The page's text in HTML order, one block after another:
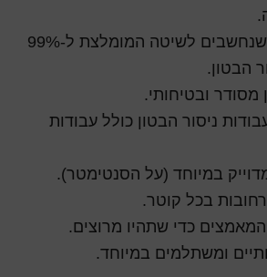
מסורי יהלום שנחשבים לשיטה המומלצת ל-99%
הבטון.
מסודר ובטיחותי.
ניסור הבטון כולל עבודות
במיוחד (על הסנטימטר).
בכל קוטר.
כדי שתהיו מרוצים.
ומשתלמים במיוחד.